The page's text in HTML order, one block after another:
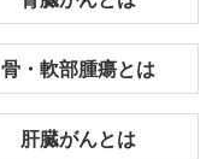
骨・軟部腫瘍とは
肝臓がんとは